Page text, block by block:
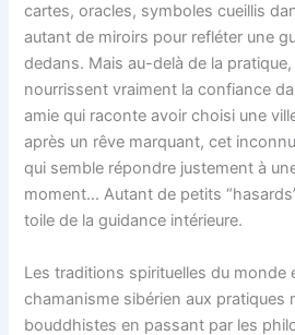
cartes, oracles, symboles cueillis
autant de miroirs pour refléter une
dedans. Mais au-delà de la
nourrissent vraiment la confiance
amie qui raconte avoir choisi une
après un rêve marquant, cet
qui semble répondre justement à
moment… Autant de petits
toile de la guidance intérieure.
Les traditions spirituelles du monde
chamanisme sibérien aux pratiques
bouddhistes en passant par les